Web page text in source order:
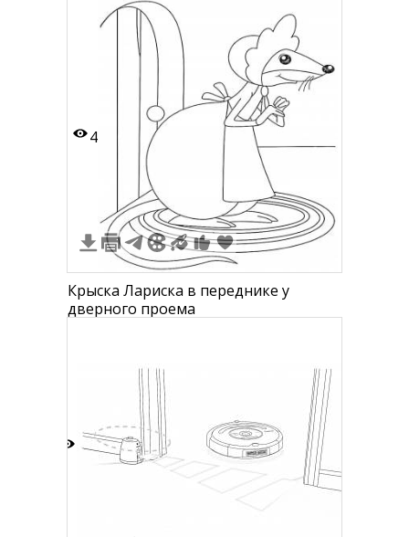
4
Крыска Лариска в переднике у
дверного проема